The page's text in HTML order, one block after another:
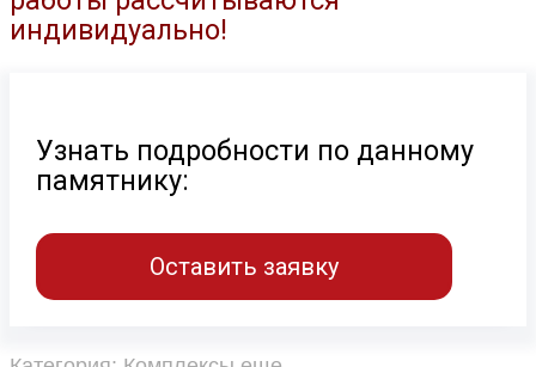
индивидуально!
Узнать подробности по данному
памятнику:
Оставить заявку